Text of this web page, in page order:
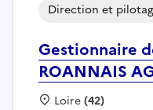
Gestionnaire
ROANNAIS
Direction et
Localisation :
Loire(42)